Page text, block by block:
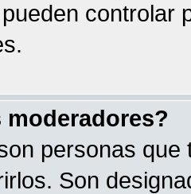
controlar
personas
Son